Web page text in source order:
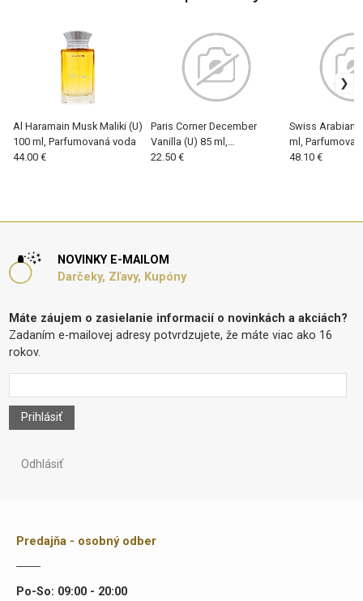
Al Haramain Musk Maliki (U)
100 ml, Parfumovaná voda
44.00 €
Paris Corner December
Vanilla (U) 85 ml,
Parfumovaná voda
22.50 €
Swiss Arabian
ml,
48.10 €
NOVINKY E-MAILOM
Darčeky, Zľavy, Kupóny
Máte záujem o zasielanie informacií o novinkách a akciách?
Zadaním e-mailovej adresy potvrdzujete, že máte viac ako 16
rokov.
Prihlásiť
Odhlásiť
Predajňa - osobný odber
Po-So: 09:00 - 20:00